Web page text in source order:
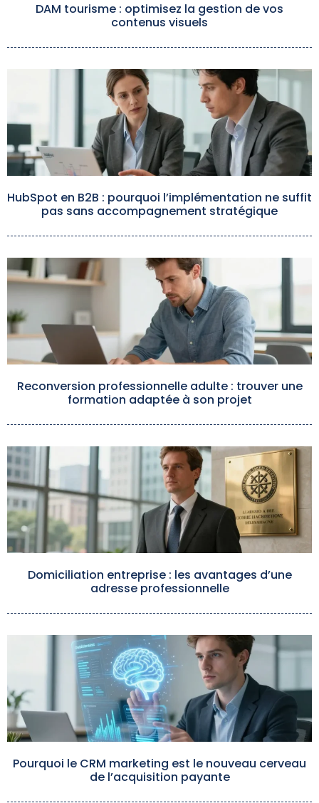
DAM tourisme : optimisez la gestion de vos
contenus visuels
HubSpot en B2B : pourquoi l’implémentation ne suffit
pas sans accompagnement stratégique
Reconversion professionnelle adulte : trouver une
formation adaptée à son projet
Domiciliation entreprise : les avantages d’une
adresse professionnelle
Pourquoi le CRM marketing est le nouveau cerveau
de l’acquisition payante